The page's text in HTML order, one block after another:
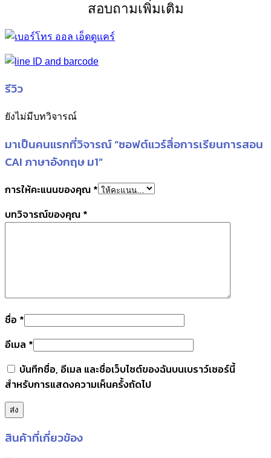
สอบถามเพิ่มเติม
รีวิว
ยังไม่มีบทวิจารณ์
มาเป็นคนแรกที่วิจารณ์ “ซอฟต์แวร์สื่อการเรียนการสอน
CAI ภาษาอังกฤษ ม1”
การให้คะแนนของคุณ *
บทวิจารณ์ของคุณ *
ชื่อ *
อีเมล *
บันทึกชื่อ, อีเมล และชื่อเว็บไซต์ของฉันบนเบราว์เซอร์นี้
สำหรับการแสดงความเห็นครั้งถัดไป
สินค้าที่เกี่ยวข้อง